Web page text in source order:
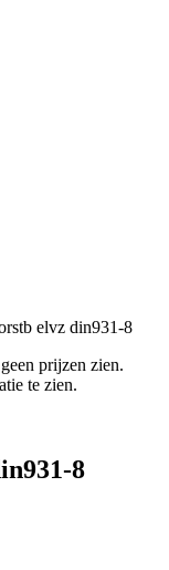
elvz din931-8
prijzen zien.
te zien.
8